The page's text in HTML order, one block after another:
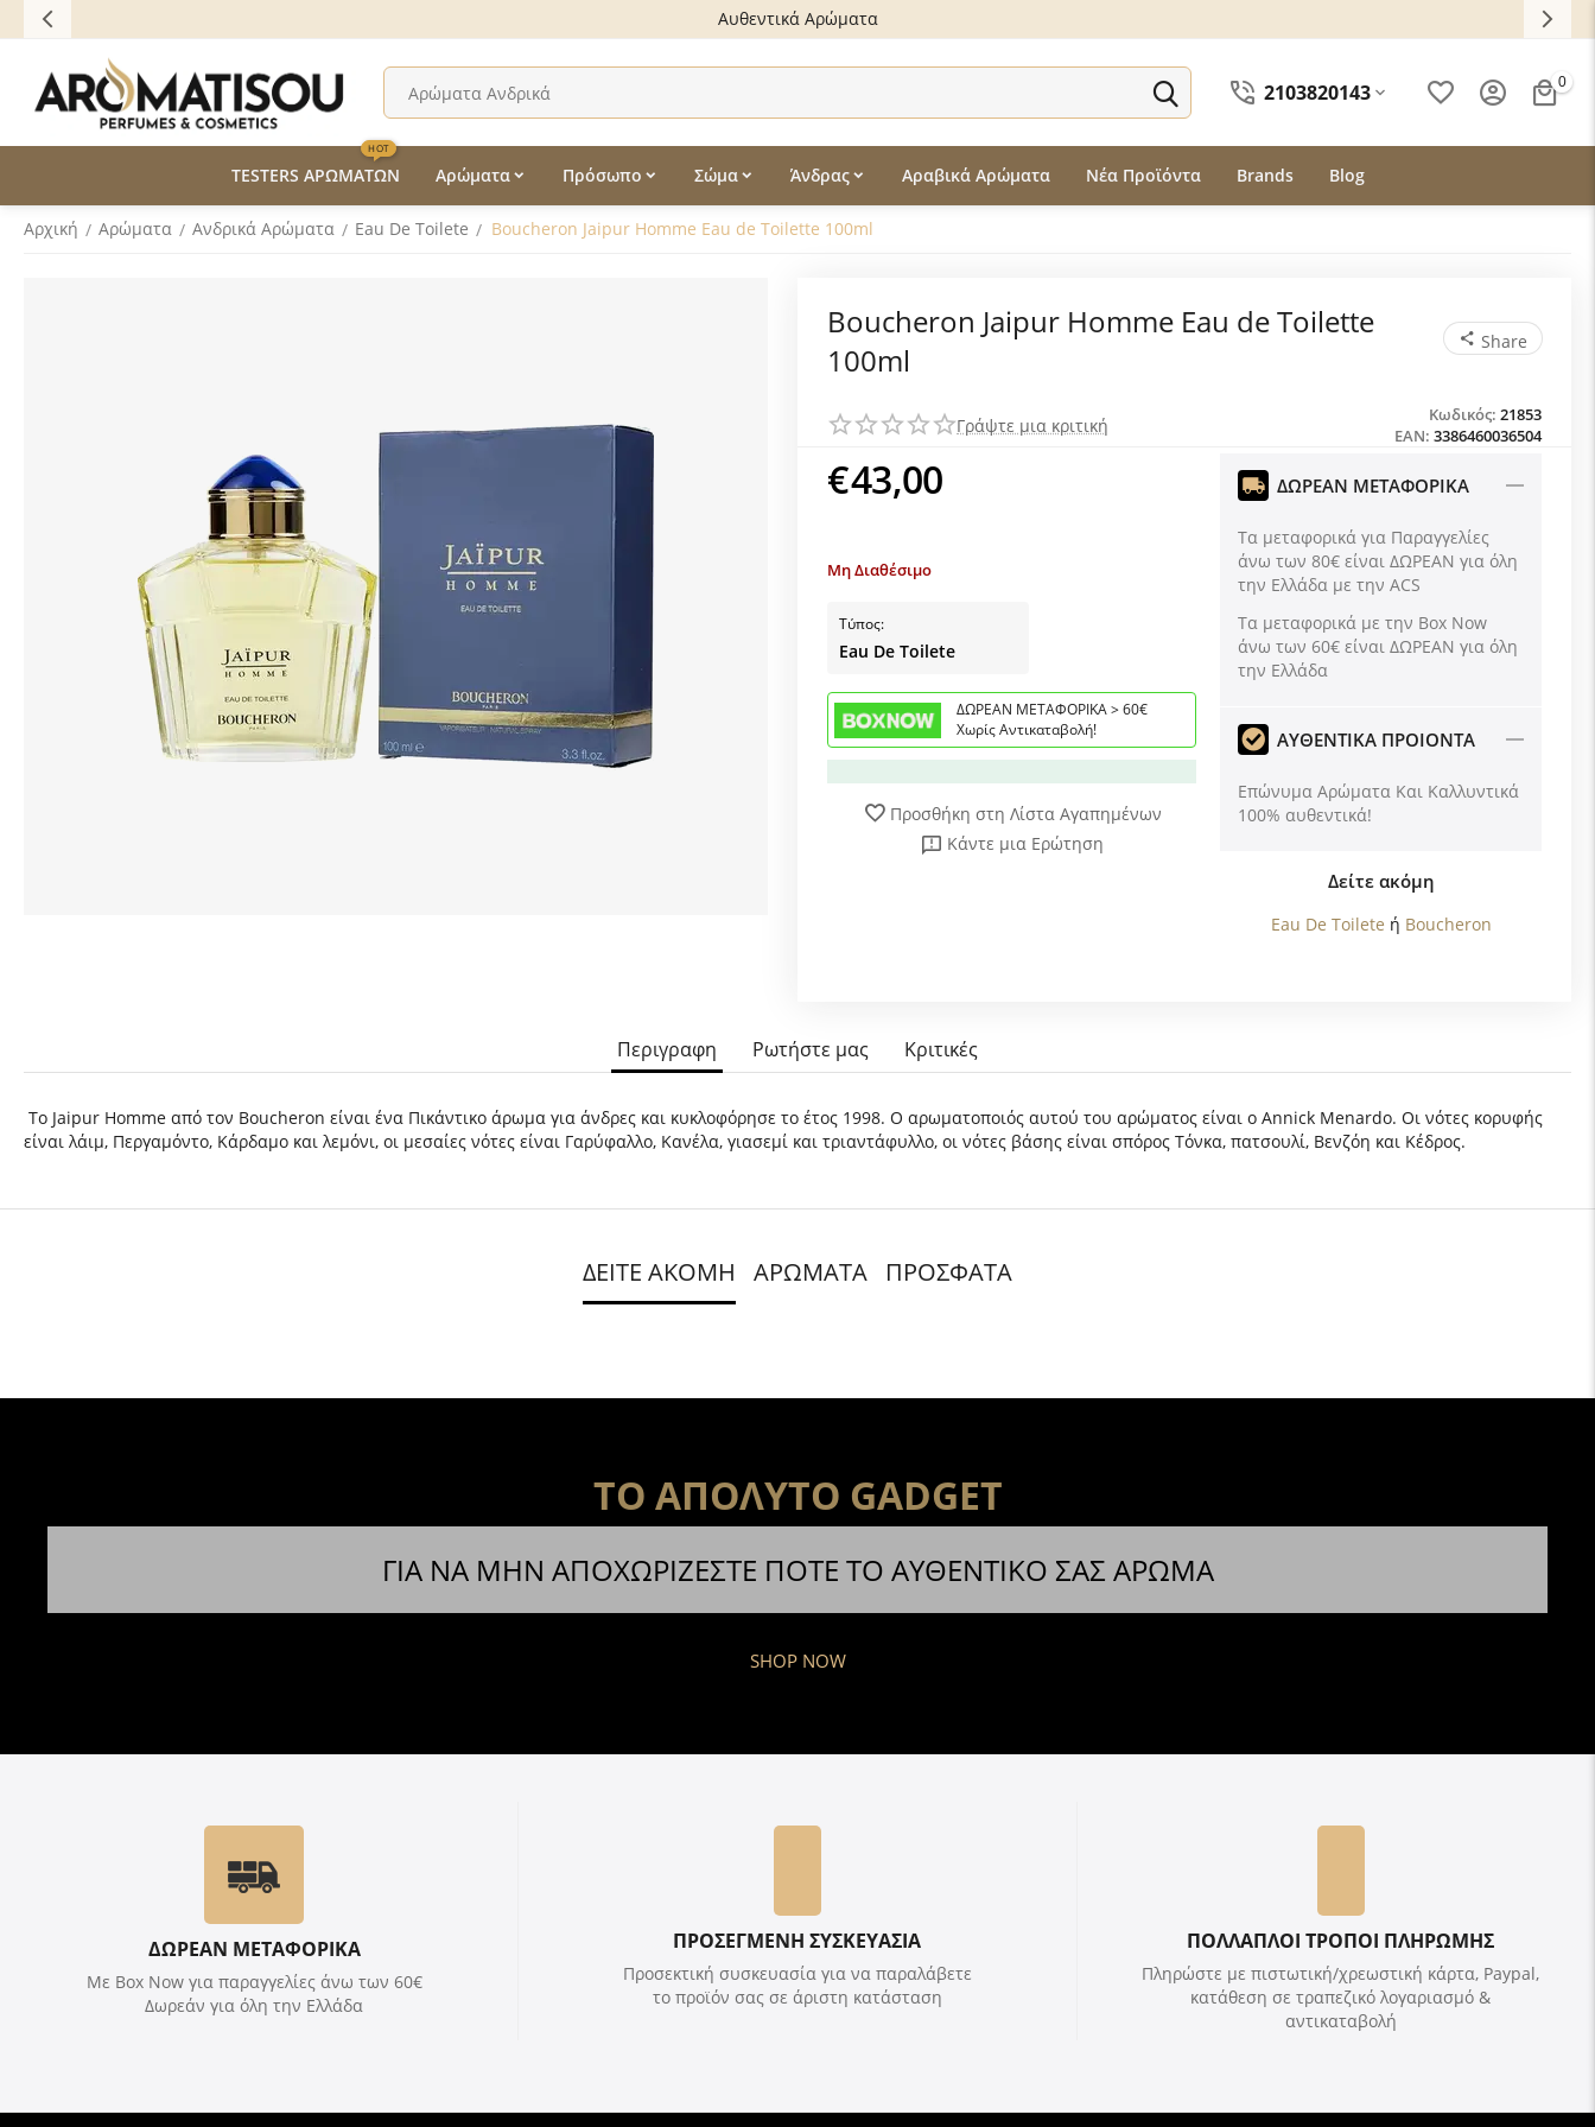
Αυθεντικά Αρώματα
2103820143 0
TESTERS ΑΡΩΜΑΤΩΝ
HOT
Αρώματα Πρόσωπο Σώμα Άνδρας Αραβικά Αρώματα Νέα Προϊόντα Brands Blog
Αρχική / Αρώματα / Ανδρικά Aρώματα / Eau De Toilete / Boucheron Jaipur Homme Eau de Toilette 100ml
Boucheron Jaipur Homme Eau de Toilette
100ml
Share
Γράψτε μια κριτική EAN: 3386460036504
Κωδικός: 21853
€43,00
Μη Διαθέσιμο
Τύπος:
Eau De Toilete
ΔΩΡΕΑΝ ΜΕΤΑΦΟΡΙΚΑ > 60€
Χωρίς Αντικαταβολή!
Προσθήκη στη Λίστα Αγαπημένων
Κάντε μια Ερώτηση
ΔΩΡΕΑΝ ΜΕΤΑΦΟΡΙΚΑ
Τα μεταφορικά για Παραγγελίες
άνω των 80€ είναι ΔΩΡΕΑΝ για όλη
την Ελλάδα με την ACS
Tα μεταφορικά με την Box Now
άνω των 60€ είναι ΔΩΡΕΑΝ για όλη
την Ελλάδα
ΑΥΘΕΝΤΙΚΑ ΠΡΟΙΟΝΤΑ
Επώνυμα Αρώματα Και Καλλυντικά
100% αυθεντικά!
Δείτε ακόμη
Eau De Toilete ή Boucheron
Περιγραφη Ρωτήστε μας Κριτικές
Το Jaipur Homme από τον Boucheron είναι ένα Πικάντικο άρωμα για άνδρες και κυκλοφόρησε το έτος 1998. Ο αρωματοποιός αυτού του αρώματος είναι ο Annick Menardo. Οι νότες κορυφής
είναι λάιμ, Περγαμόντο, Κάρδαμο και λεμόνι, οι μεσαίες νότες είναι Γαρύφαλλο, Κανέλα, γιασεμί και τριαντάφυλλο, οι νότες βάσης είναι σπόρος Τόνκα, πατσουλί, Βενζόη και Κέδρος.
ΔΕΙΤΕ ΑΚΟΜΗ ΑΡΩΜΑΤΑ ΠΡΟΣΦΑΤΑ
ΤΟ ΑΠΟΛΥΤΟ GADGET
ΓΙΑ ΝΑ ΜΗΝ ΑΠΟΧΩΡΙΖΕΣΤΕ ΠΟΤΕ ΤΟ ΑΥΘΕΝΤΙΚΟ ΣΑΣ ΑΡΩΜΑ
SHOP NOW
ΔΩΡΕΑΝ ΜΕΤΑΦΟΡΙΚΑ
Με Box Now για παραγγελίες άνω των 60€
Δωρεάν για όλη την Ελλάδα
ΠΡΟΣΕΓΜΕΝΗ ΣΥΣΚΕΥΑΣΙΑ
Προσεκτική συσκευασία για να παραλάβετε
το προϊόν σας σε άριστη κατάσταση
ΠΟΛΛΑΠΛΟΙ ΤΡΟΠΟΙ ΠΛΗΡΩΜΗΣ
Πληρώστε με πιστωτική/χρεωστική κάρτα, Paypal,
κατάθεση σε τραπεζικό λογαριασμό &
αντικαταβολή